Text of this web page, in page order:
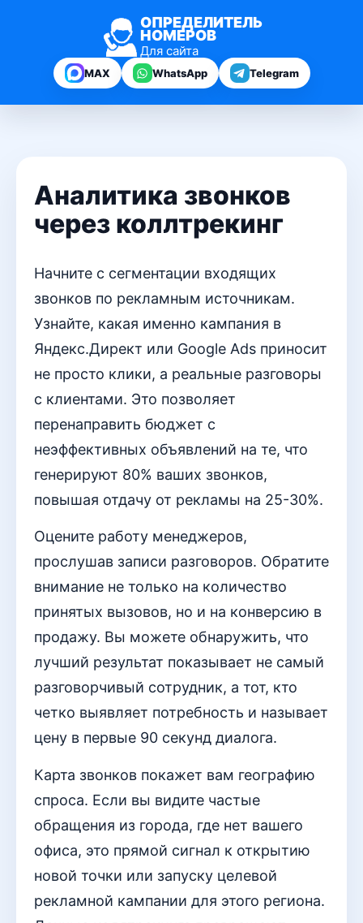
ОПРЕДЕЛИТЕЛЬ
НОМЕРОВ
Для сайта
MAX WhatsApp Telegram
Аналитика звонков
через коллтрекинг
Начните с сегментации входящих
звонков по рекламным источникам.
Узнайте, какая именно кампания в
Яндекс.Директ или Google Ads приносит
не просто клики, а реальные разговоры
с клиентами. Это позволяет
перенаправить бюджет с
неэффективных объявлений на те, что
генерируют 80% ваших звонков,
повышая отдачу от рекламы на 25-30%.
Оцените работу менеджеров,
прослушав записи разговоров. Обратите
внимание не только на количество
принятых вызовов, но и на конверсию в
продажу. Вы можете обнаружить, что
лучший результат показывает не самый
разговорчивый сотрудник, а тот, кто
четко выявляет потребность и называет
цену в первые 90 секунд диалога.
Карта звонков покажет вам географию
спроса. Если вы видите частые
обращения из города, где нет вашего
офиса, это прямой сигнал к открытию
новой точки или запуску целевой
рекламной кампании для этого региона.